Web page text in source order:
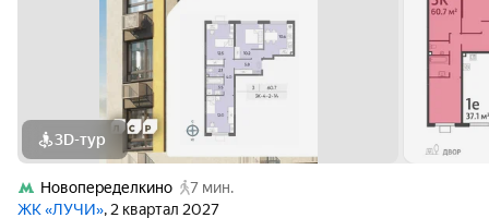
3D-тур
Новопеределкино
7 мин.
ЖК «ЛУЧИ», 2 квартал 2027